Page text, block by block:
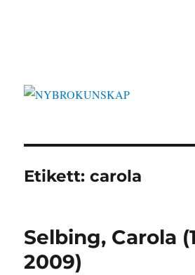
Etikett:carola
Selbing, Carola
2009)